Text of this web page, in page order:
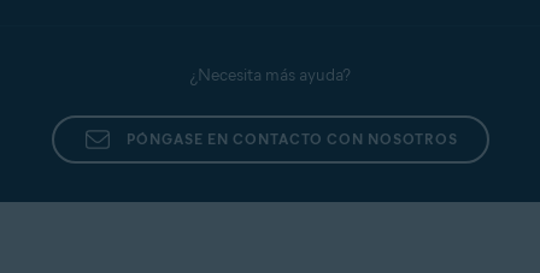
¿Necesita más ayuda?
PÓNGASE EN CONTACTO CON NOSOTROS